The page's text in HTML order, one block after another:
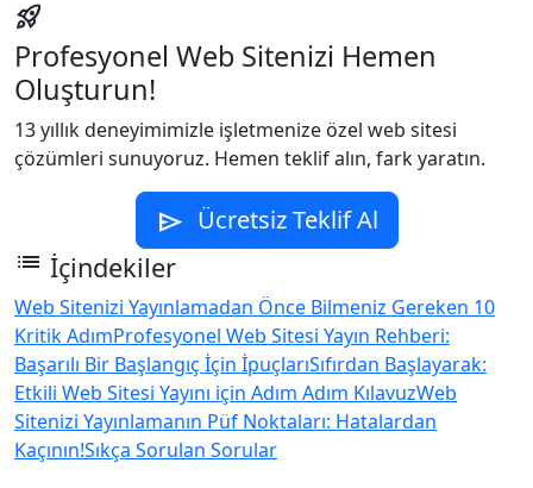
rocket_launch
Profesyonel Web Sitenizi Hemen
Oluşturun!
13 yıllık deneyimimizle işletmenize özel web sitesi
çözümleri sunuyoruz. Hemen teklif alın, fark yaratın.
send Ücretsiz Teklif Al
list İçindekiler
Web Sitenizi Yayınlamadan Önce Bilmeniz Gereken 10
Kritik AdımProfesyonel Web Sitesi Yayın Rehberi:
Başarılı Bir Başlangıç İçin İpuçlarıSıfırdan Başlayarak:
Etkili Web Sitesi Yayını için Adım Adım KılavuzWeb
Sitenizi Yayınlamanın Püf Noktaları: Hatalardan
Kaçının!Sıkça Sorulan Sorular